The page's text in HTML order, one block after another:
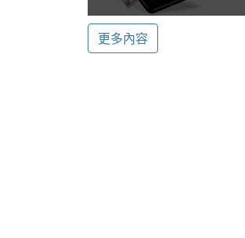
傳輸埠
ICS產品出爐！
更多內容